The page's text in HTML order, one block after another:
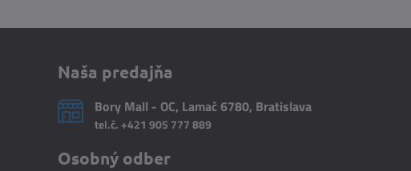
Naša predajňa
Bory Mall - OC, Lamač 6780, Bratislava
tel.č. +421 905 777 889
Osobný odber